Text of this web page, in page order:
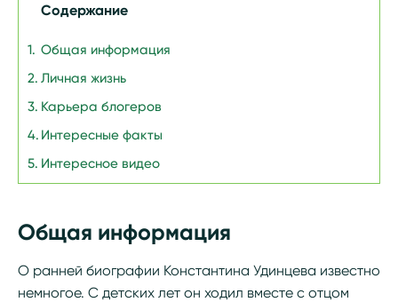
Содержание
Общая информация
Личная жизнь
Карьера блогеров
Интересные факты
Интересное видео
Общая информация
О ранней биографии Константина Удинцева известно
немногое. С детских лет он ходил вместе с отцом